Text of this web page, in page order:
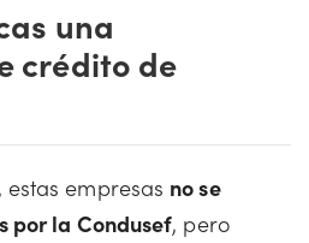
una
crédito de
empresas no se
por la Condusef, pero